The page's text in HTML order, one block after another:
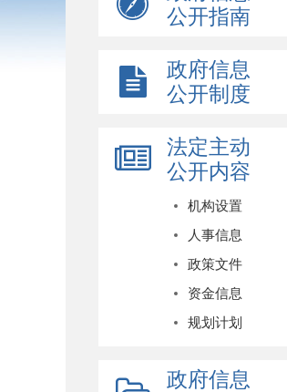
公开指南
政府信息
公开制度
法定主动
公开内容
机构设置
人事信息
政策文件
资金信息
规划计划
政府信息